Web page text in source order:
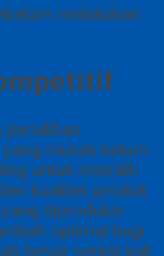
melakukan
pemilihan
murah belum
untuk memilih
kualitas produk
yang diproduksi
optimal bagi
besar sering kali